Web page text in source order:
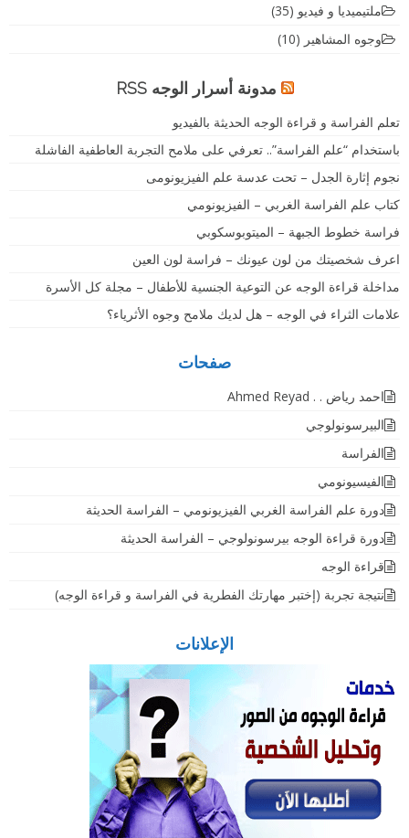
ملتيميديا و فيديو (35)
وجوه المشاهير (10)
مدونة أسرار الوجه RSS
تعلم الفراسة و قراءة الوجه الحديثة بالفيديو
باستخدام “علم الفراسة”.. تعرفي على ملامح التجربة العاطفية الفاشلة
نجوم إثارة الجدل – تحت عدسة علم الفيزيونومى
كتاب علم الفراسة الغربي – الفيزيونومي
فراسة خطوط الجبهة – الميتوبوسكوبي
اعرف شخصيتك من لون عيونك – فراسة لون العين
مداخلة قراءة الوجه عن التوعية الجنسية للأطفال – مجلة كل الأسرة
علامات الثراء في الوجه – هل لديك ملامح وجوه الأثرياء؟
صفحات
احمد رياض . . Ahmed Reyad
البيرسونولوجي
الفراسة
الفيسيونومي
دورة علم الفراسة الغربي الفيزيونومي – الفراسة الحديثة
دورة قراءة الوجه بيرسونولوجي – الفراسة الحديثة
قراءة الوجه
نتيجة تجربة (إختبر مهارتك الفطرية في الفراسة و قراءة الوجه)
الإعلانات